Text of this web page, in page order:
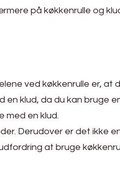
på køkkenrulle og
ved køkkenrulle er, at
klud, da du kan bruge
med en klud.
Derudover er det ikke
at bruge